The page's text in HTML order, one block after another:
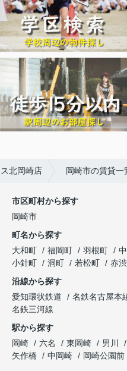
北岡崎店 岡崎市の賃貸一
市区町村から探す
岡崎市
町名から探す
大和町
福岡町 羽根町
小針町
洞町 若松町
赤
沿線から探す
愛知環状鉄道
名鉄名古屋本
名鉄三河線
駅から探す
岡崎
六名 東岡崎 男川
矢作橋
中岡崎 岡崎公園前